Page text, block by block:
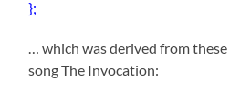
};
… which was derived from
song The Invocation: